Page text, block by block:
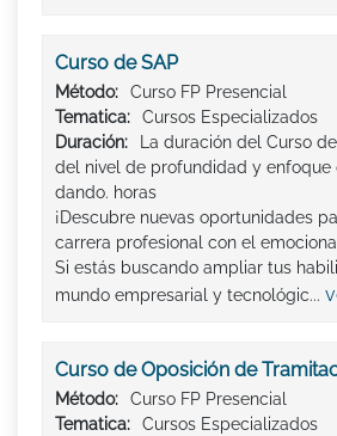
Curso de SAP
Método:
Curso FP Presencial
Tematica:
Cursos Especializados
Duración:
La duración del Curso
del nivel de profundidad y enfoque
dando. horas
¡Descubre nuevas oportunidades
carrera profesional con el
Si estás buscando ampliar tus
mundo empresarial y tecnológic...
Curso de Oposición de
Método:
Curso FP Presencial
Tematica:
Cursos Especializados